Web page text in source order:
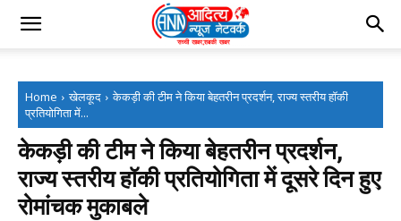
Home खेलकूद
केकड़ी की टीम ने किया बेहतरीन प्रदर्शन, राज्य स्तरीय हॉकी
प्रतियोगिता में...
केकड़ी की टीम ने किया बेहतरीन प्रदर्शन,
राज्य स्तरीय हॉकी प्रतियोगिता में दूसरे दिन हुए
रोमांचक मुकाबले